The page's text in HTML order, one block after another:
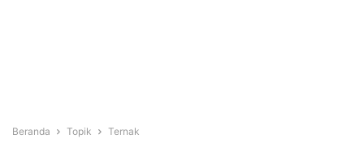
Beranda Topik Ternak